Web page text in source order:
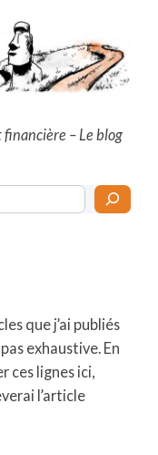
– Le blog
que j’ai publiés
exhaustive. En
ces lignes ici,
l’article